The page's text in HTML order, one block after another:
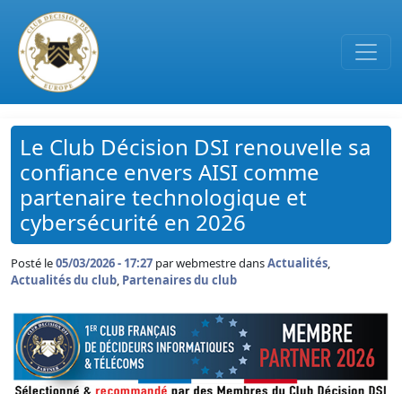
Passer au contenu principal
Le Club Décision DSI renouvelle sa
confiance envers AISI comme
partenaire technologique et
cybersécurité en 2026
Posté le05/03/2026 - 17:27 parwebmestre dansActualités,
Actualités du club, Partenaires du club